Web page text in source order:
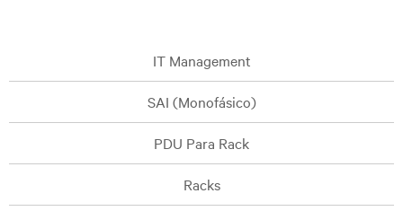
IT Management
SAI (Monofásico)
PDU Para Rack
Racks